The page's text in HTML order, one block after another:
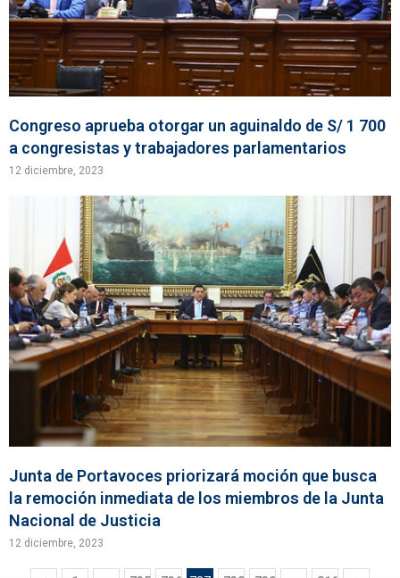
Congreso aprueba otorgar un aguinaldo de S/ 1 700
a congresistas y trabajadores parlamentarios
12 diciembre, 2023
Junta de Portavoces priorizará moción que busca
la remoción inmediata de los miembros de la Junta
Nacional de Justicia
12 diciembre, 2023